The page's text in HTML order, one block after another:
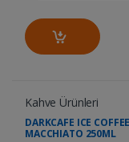
Kahve Ürünleri
DARKCAFE ICE COFFEE
MACCHIATO 250ML